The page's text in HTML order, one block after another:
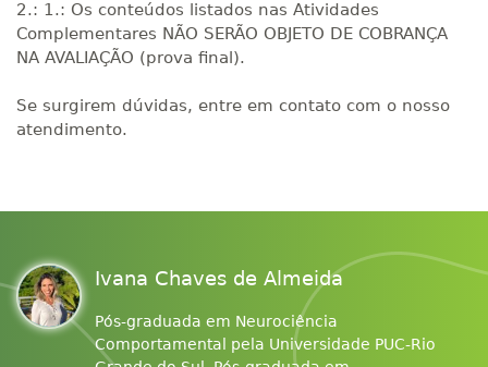
2.: 1.: Os conteúdos listados nas Atividades
Complementares NÃO SERÃO OBJETO DE COBRANÇA
NA AVALIAÇÃO (prova final).
Se surgirem dúvidas, entre em contato com o nosso
atendimento.
Ivana Chaves de Almeida
Pós-graduada em Neurociência
Comportamental pela Universidade PUC-Rio